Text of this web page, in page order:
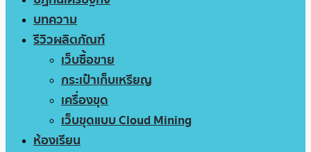
บทความ
รีวิวผลิตภัณฑ์
เว็บซื้อขาย
กระเป๋าเก็บเหรียญ
เครื่องขุด
เว็บขุดแบบ Cloud Mining
ห้องเรียน